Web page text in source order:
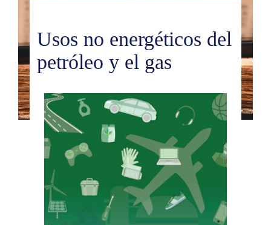
Usos no energéticos del
petróleo y el gas